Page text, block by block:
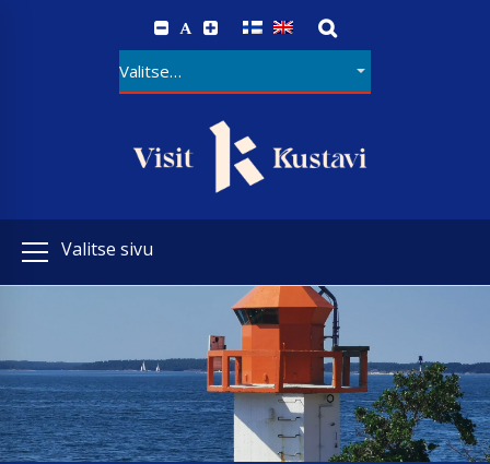
A
Valitse sivu